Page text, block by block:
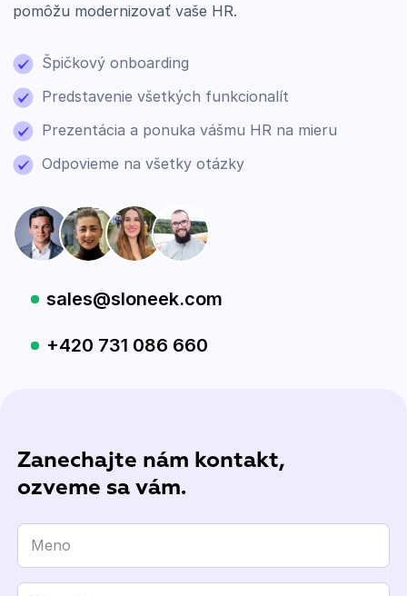
pomôžu modernizovať vaše HR.
Špičkový onboarding
Predstavenie všetkých funkcionalít
Prezentácia a ponuka vášmu HR na mieru
Odpovieme na všetky otázky
sales@sloneek.com
+420 731 086 660
Zanechajte nám kontakt,
ozveme sa vám.